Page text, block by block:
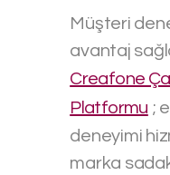
Müşteri
avantaj
Creafone
Platformu ;
deneyimi
marka